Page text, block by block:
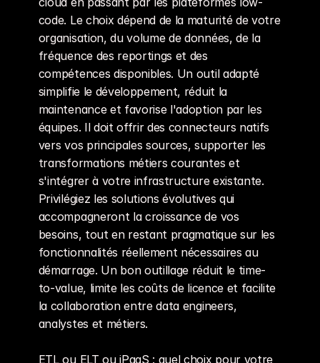
code. Le choix dépend de la maturité de votre
organisation, du volume de données, de la
fréquence des reportings et des
compétences disponibles. Un outil adapté
simplifie le développement, réduit la
maintenance et favorise l'adoption par les
équipes. Il doit offrir des connecteurs natifs
vers vos principales sources, supporter les
transformations métiers courantes et
s'intégrer à votre infrastructure existante.
Privilégiez les solutions évolutives qui
accompagneront la croissance de vos
besoins, tout en restant pragmatique sur les
fonctionnalités réellement nécessaires au
démarrage. Un bon outillage réduit le time-
to-value, limite les coûts de licence et facilite
la collaboration entre data engineers,
analystes et métiers.
ETL ou ELT ou iPaaS : quel choix pour votre